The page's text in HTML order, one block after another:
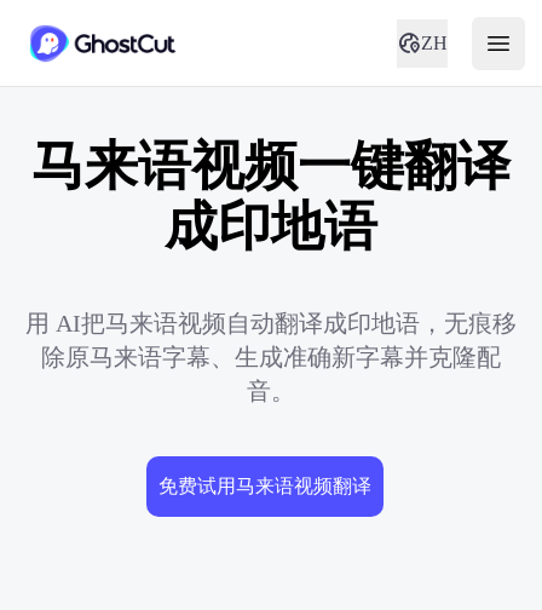
ZH
马来语视频一键翻译
成印地语
用 AI把马来语视频自动翻译成印地语，无痕移
除原马来语字幕、生成准确新字幕并克隆配
音。
免费试用马来语视频翻译